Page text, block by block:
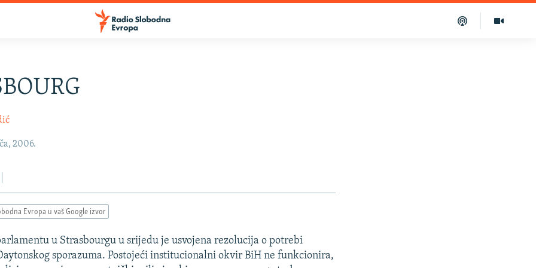
2006.
Evropa u vaš Google izvor
u Strasbourgu u srijedu je usvojena rezolucija o potrebi
sporazuma. Postojeći institucionalni okvir BiH ne funkcionira,